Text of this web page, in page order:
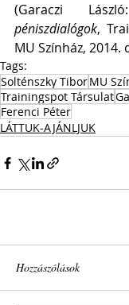
(Garaczi
péniszdialógok,
MU Színház, 2014.
Tags:
Solténszky TiborMU
Trainingspot Társulat
Ferenci Péter
LÁTTUK-AJÁNLJUK
Hozzászólások